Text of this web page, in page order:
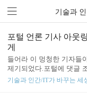
기술과
포털 언론 기사 아웃
게
들어라 이 멍청한 기자들
제기되었다.포털에 댓글
싣게 하고 언론사 페이지
기술과 인간/IT가 바꾸는 세